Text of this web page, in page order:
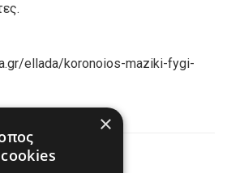
ellada/koronoios-maziki-fygi-
Previous Post
×